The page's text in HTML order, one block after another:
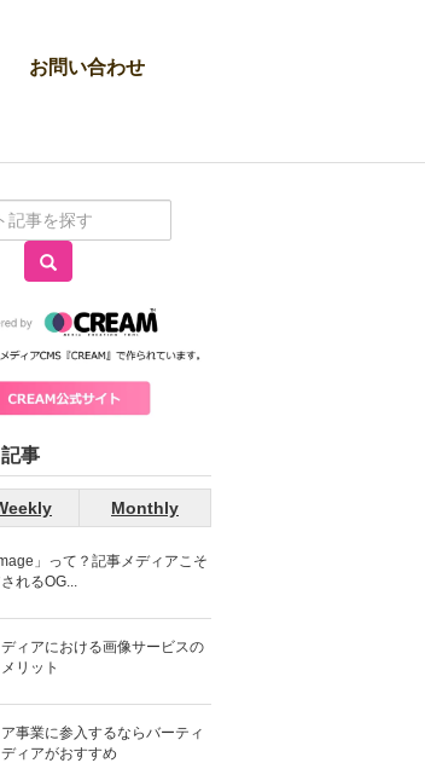
お問い合わせ
事
Monthly
」って？記事メディアこそ
れるOG...
ィアにおける画像サービスの
リット
ア事業に参入するならバーティ
ィアがおすすめ